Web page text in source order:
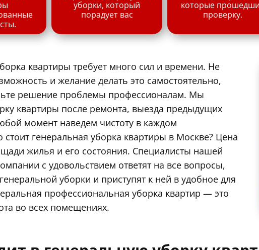
уборки, который
порадует вас
которые
проверку.
квартиры требует много сил и времени. Не
и желание делать это самостоятельно,
решение проблемы профессионалам. Мы
квартиры после ремонта, выезда предыдущих
момент наведем чистоту в каждом
стоит генеральная уборка квартиры в Москве? Цена
жилья и его состояния. Специалисты нашей
с удовольствием ответят на все вопросы,
уборки и приступят к ней в удобное для
профессиональная уборка квартир — это
во всех помещениях.